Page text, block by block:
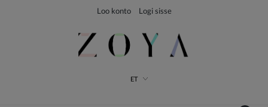
Loo konto Logi sisse
ET